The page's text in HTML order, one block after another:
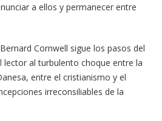
a ellos y permanecer entre
Cornwell sigue los pasos del
al turbulento choque entre la
entre el cristianismo y el
irreconsiliables de la